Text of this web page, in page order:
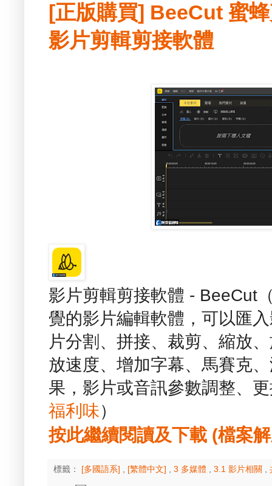
[正版購買] BeeCut 蜜
影片剪輯剪接軟體
影片剪輯剪接軟體 - BeeCut
覺的影片編輯軟體，可以匯
片分割、拼接、裁剪、縮放
放速度、增加字幕、馬賽克
果，影片或音訊參數調整、
福利味）
按此繼續閱讀及下載 (檔案
標籤： [多國語系] [繁體中文] 3 多媒體 3.1 影片相關